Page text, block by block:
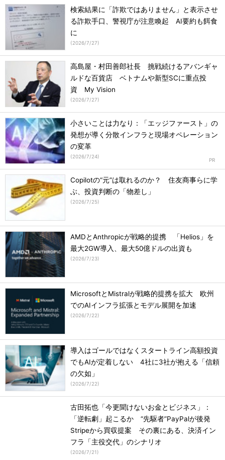
検索結果に「詐欺ではありません」と表示させ
る詐欺手口、警視庁が注意喚起 AI要約も餌食
に
(2026/7/27)
高島屋・村田善郎社長 挑戦続けるアバンギャ
ルドな百貨店 ベトナムや新型SCに重点投
資 My Vision
(2026/7/27)
小さいことは力なり：「エッジファースト」の
発想が導く分散インフラと現場オペレーション
の変革
(2026/7/24)
Copilotの“元”は取れるのか？ 住友商事らに学
ぶ、投資判断の「物差し」
(2026/7/25)
AMDとAnthropicが戦略的提携 「Helios」を
最大2GW導入、最大50億ドルの出資も
(2026/7/23)
MicrosoftとMistralが戦略的提携を拡大 欧州
でのAIインフラ拡張とモデル展開を加速
(2026/7/22)
導入はゴールではなくスタートライン高額投資
でもAIが定着しない 4社に3社が抱える「信頼
の欠如」
(2026/7/22)
古田拓也「今更聞けないお金とビジネス」：
「逆転劇」起こるか “先駆者”PayPalが後発
Stripeから買収提案 その裏にある、決済イン
フラ「主役交代」のシナリオ
(2026/7/21)